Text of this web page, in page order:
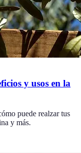
y usos en la
puede realzar tus
y más.